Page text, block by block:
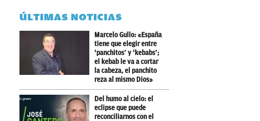
ÚLTIMAS NOTICIAS
Marcelo Gullo: «España
tiene que elegir entre
‘panchitos’ y ‘kebabs’;
el kebab le va a cortar
la cabeza, el panchito
reza al mismo Dios»
Del humo al cielo: el
eclipse que puede
reconciliarnos con el